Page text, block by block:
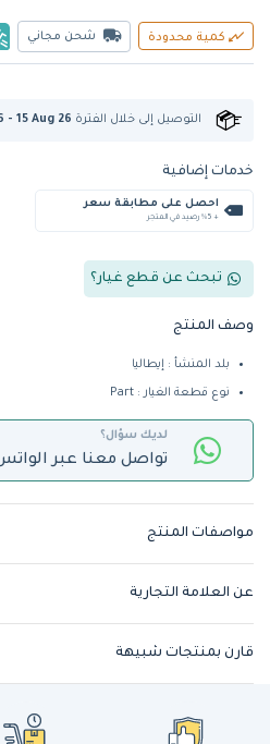
كمية محدودة شحن مجاني
التوصيل إلى خلال الفترة - 15 Aug 26
خدمات إضافية
احصل على مطابقة سعر
+ %5 رصيد في المتجر
تبحث عن قطع غيار؟
وصف المنتج
بلد المنشأ : إيطاليا
نوع قطعة الغيار : Part
لديك سؤال؟
تواصل معنا عبر
مواصفات المنتج
عن العلامة التجارية
قارن بمنتجات شبيهة